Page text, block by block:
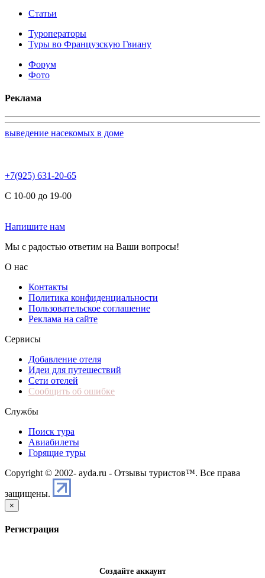
Статьи
Туроператоры
Туры во Французскую Гвиану
Форум
Фото
Реклама
выведение насекомых в доме
+7(925) 631-20-65
С 10-00 до 19-00
Напишите нам
Мы с радостью ответим на Ваши вопросы!
О нас
Контакты
Политика конфиденциальности
Пользовательское соглашение
Реклама на сайте
Сервисы
Добавление отеля
Идеи для путешествий
Сети отелей
Сообщить об ошибке
Службы
Поиск тура
Авиабилеты
Горящие туры
Copyright © 2002- ayda.ru - Отзывы туристов™. Все права
защищены.
×
Регистрация
Создайте аккаунт